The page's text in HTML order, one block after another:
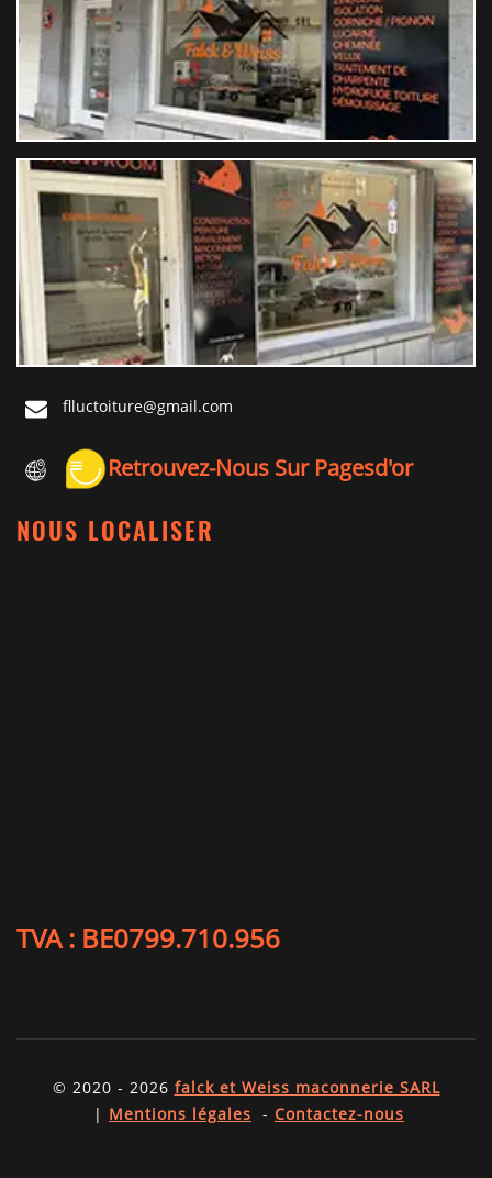
flluctoiture@gmail.com
Retrouvez-Nous Sur Pagesd'or
NOUS LOCALISER
TVA : BE0799.710.956
© 2020 - 2026 falck et Weiss maconnerie SARL
| Mentions légales - Contactez-nous